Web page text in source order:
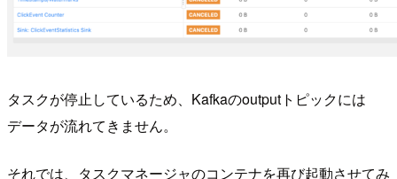
タスクが停止しているため、Kafkaのoutputトピックには
データが流れてきません。
それでは、タスクマネージャのコンテナを再び起動させてみ